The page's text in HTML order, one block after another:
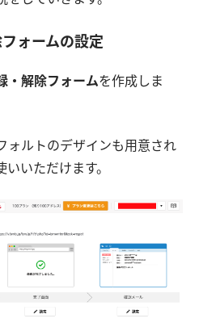
ォームの設定
・解除フォームを作成しま
ォルトのデザインも用意され
いただけます。